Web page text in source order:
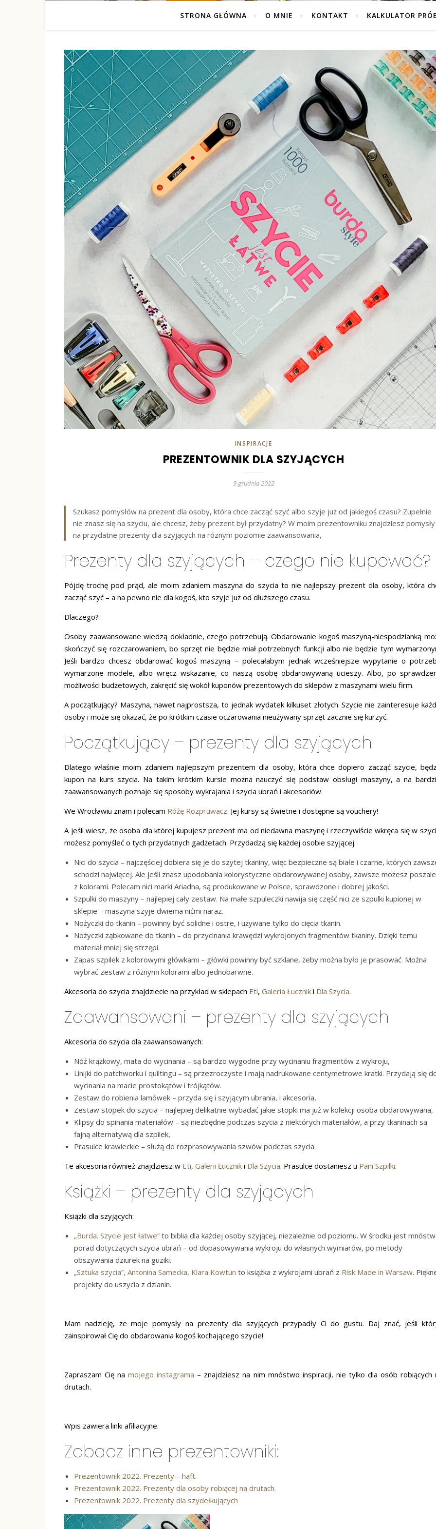
STRONA GŁÓWNA O MNIE KONTAKT KALKULATOR
INSPIRACJE
PREZENTOWNIK DLA SZYJĄCYCH
9 grudnia 2022
Szukasz pomysłów na prezent dla osoby, która chce zacząć szyć albo szyje już od jakiegoś czasu? Zupełnie
nie znasz się na szyciu, ale chcesz, żeby prezent był przydatny? W moim prezentowniku znajdziesz pomysły
na przydatne prezenty dla szyjących na róznym poziomie zaawansowania,
Prezenty dla szyjących – czego nie kupować?
Pójdę trochę pod prąd, ale moim zdaniem maszyna do szycia to nie najlepszy prezent dla osoby, która
zacząć szyć – a na pewno nie dla kogoś, kto szyje już od dłuższego czasu.
Dlaczego?
Osoby zaawansowane wiedzą dokładnie, czego potrzebują. Obdarowanie kogoś maszyną-niespodzianką
skończyć się rozczarowaniem, bo sprzęt nie będzie miał potrzebnych funkcji albo nie będzie tym
Jeśli bardzo chcesz obdarować kogoś maszyną – polecałabym jednak wcześniejsze wypytanie o
wymarzone modele, albo wręcz wskazanie, co naszą osobę obdarowywaną ucieszy. Albo, po
możliwości budżetowych, zakręcić się wokół kuponów prezentowych do sklepów z maszynami wielu firm.
A początkujący? Maszyna, nawet najprostsza, to jednak wydatek kilkuset złotych. Szycie nie zainteresuje
osoby i może się okazać, że po krótkim czasie oczarowania nieużywany sprzęt zacznie się kurzyć.
Początkujący – prezenty dla szyjących
Dlatego właśnie moim zdaniem najlepszym prezentem dla osoby, która chce dopiero zacząć szycie,
kupon na kurs szycia. Na takim krótkim kursie można nauczyć się podstaw obsługi maszyny, a na
zaawansowanych poznaje się sposoby wykrajania i szycia ubrań i akcesoriów.
We Wrocławiu znam i polecam Różę Rozpruwacz. Jej kursy są świetne i dostępne są vouchery!
A jeśli wiesz, że osoba dla której kupujesz prezent ma od niedawna maszynę i rzeczywiście wkręca się w
możesz pomyśleć o tych przydatnych gadżetach. Przydadzą się każdej osobie szyjącej:
Nici do szycia – najczęściej dobiera się je do szytej tkaniny, więc bezpieczne są białe i czarne, których
schodzi najwięcej. Ale jeśli znasz upodobania kolorystyczne obdarowywanej osoby, zawsze możesz
z kolorami. Polecam nici marki Ariadna, są produkowane w Polsce, sprawdzone i dobrej jakości.
Szpulki do maszyny – najlepiej cały zestaw. Na małe szpuleczki nawija się część nici ze szpulki kupionej w
sklepie – maszyna szyje dwiema nićmi naraz.
Nożyczki do tkanin – powinny być solidne i ostre, i używane tylko do cięcia tkanin.
Nożyczki ząbkowane do tkanin – do przycinania krawędzi wykrojonych fragmentów tkaniny. Dzięki temu
materiał mniej się strzępi.
Zapas szpilek z kolorowymi główkami – główki powinny być szklane, żeby można było je prasować. Można
wybrać zestaw z różnymi kolorami albo jednobarwne.
Akcesoria do szycia znajdziecie na przykład w sklepach Eti, Galeria Łucznik i Dla Szycia.
Zaawansowani – prezenty dla szyjących
Akcesoria do szycia dla zaawansowanych:
Nóż krążkowy, mata do wycinania – są bardzo wygodne przy wycinaniu fragmentów z wykroju,
Linijki do patchworku i quiltingu – są przezroczyste i mają nadrukowane centymetrowe kratki. Przydają się
wycinania na macie prostokątów i trójkątów.
Zestaw do robienia lamówek – przyda się i szyjącym ubrania, i akcesoria,
Zestaw stopek do szycia – najlepiej delikatnie wybadać jakie stopki ma już w kolekcji osoba obdarowywana,
Klipsy do spinania materiałów – są niezbędne podczas szycia z niektórych materiałów, a przy tkaninach są
fajną alternatywą dla szpilek,
Prasulce krawieckie – służą do rozprasowywania szwów podczas szycia.
Te akcesoria również znajdziesz w Eti, Galerii Łucznik i Dla Szycia. Prasulce dostaniesz u Pani Szpilki.
Książki – prezenty dla szyjących
Książki dla szyjących:
„Burda. Szycie jest łatwe” to biblia dla każdej osoby szyjącej, niezależnie od poziomu. W środku jest
porad dotyczących szycia ubrań – od dopasowywania wykroju do własnych wymiarów, po metody
obszywania dziurek na guziki.
„Sztuka szycia”, Antonina Samecka, Klara Kowtun to książka z wykrojami ubrań z Risk Made in Warsaw.
projekty do uszycia z dzianin.
Mam nadzieję, że moje pomysły na prezenty dla szyjących przypadły Ci do gustu. Daj znać, jeśli
zainspirował Cię do obdarowania kogoś kochającego szycie!
Zapraszam Cię namojego instagrama – znajdziesz na nim mnóstwo inspiracji, nie tylko dla osób robiących
drutach.
Wpis zawiera linki afiliacyjne.
Zobacz inne prezentowniki:
Prezentownik 2022. Prezenty – haft.
Prezentownik 2022. Prezenty dla osoby robiącej na drutach.
Prezentownik 2022. Prezenty dla szydełkujących